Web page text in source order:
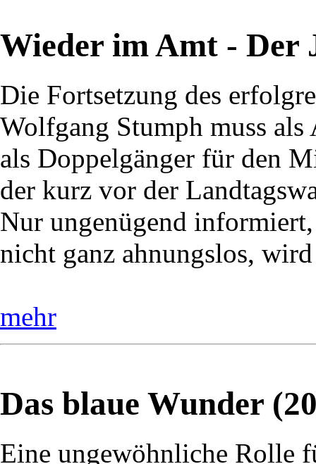
Wieder im Amt - Der
Die Fortsetzung des
Wolfgang Stumph muss
als Doppelgänger für den
der kurz vor der
Nur ungenügend
nicht ganz ahnungslos,
mehr
Das blaue Wunder
Eine ungewöhnliche Rolle